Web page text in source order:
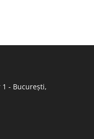
- București,